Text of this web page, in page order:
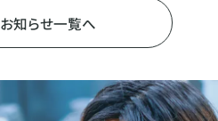
お知らせ一覧へ